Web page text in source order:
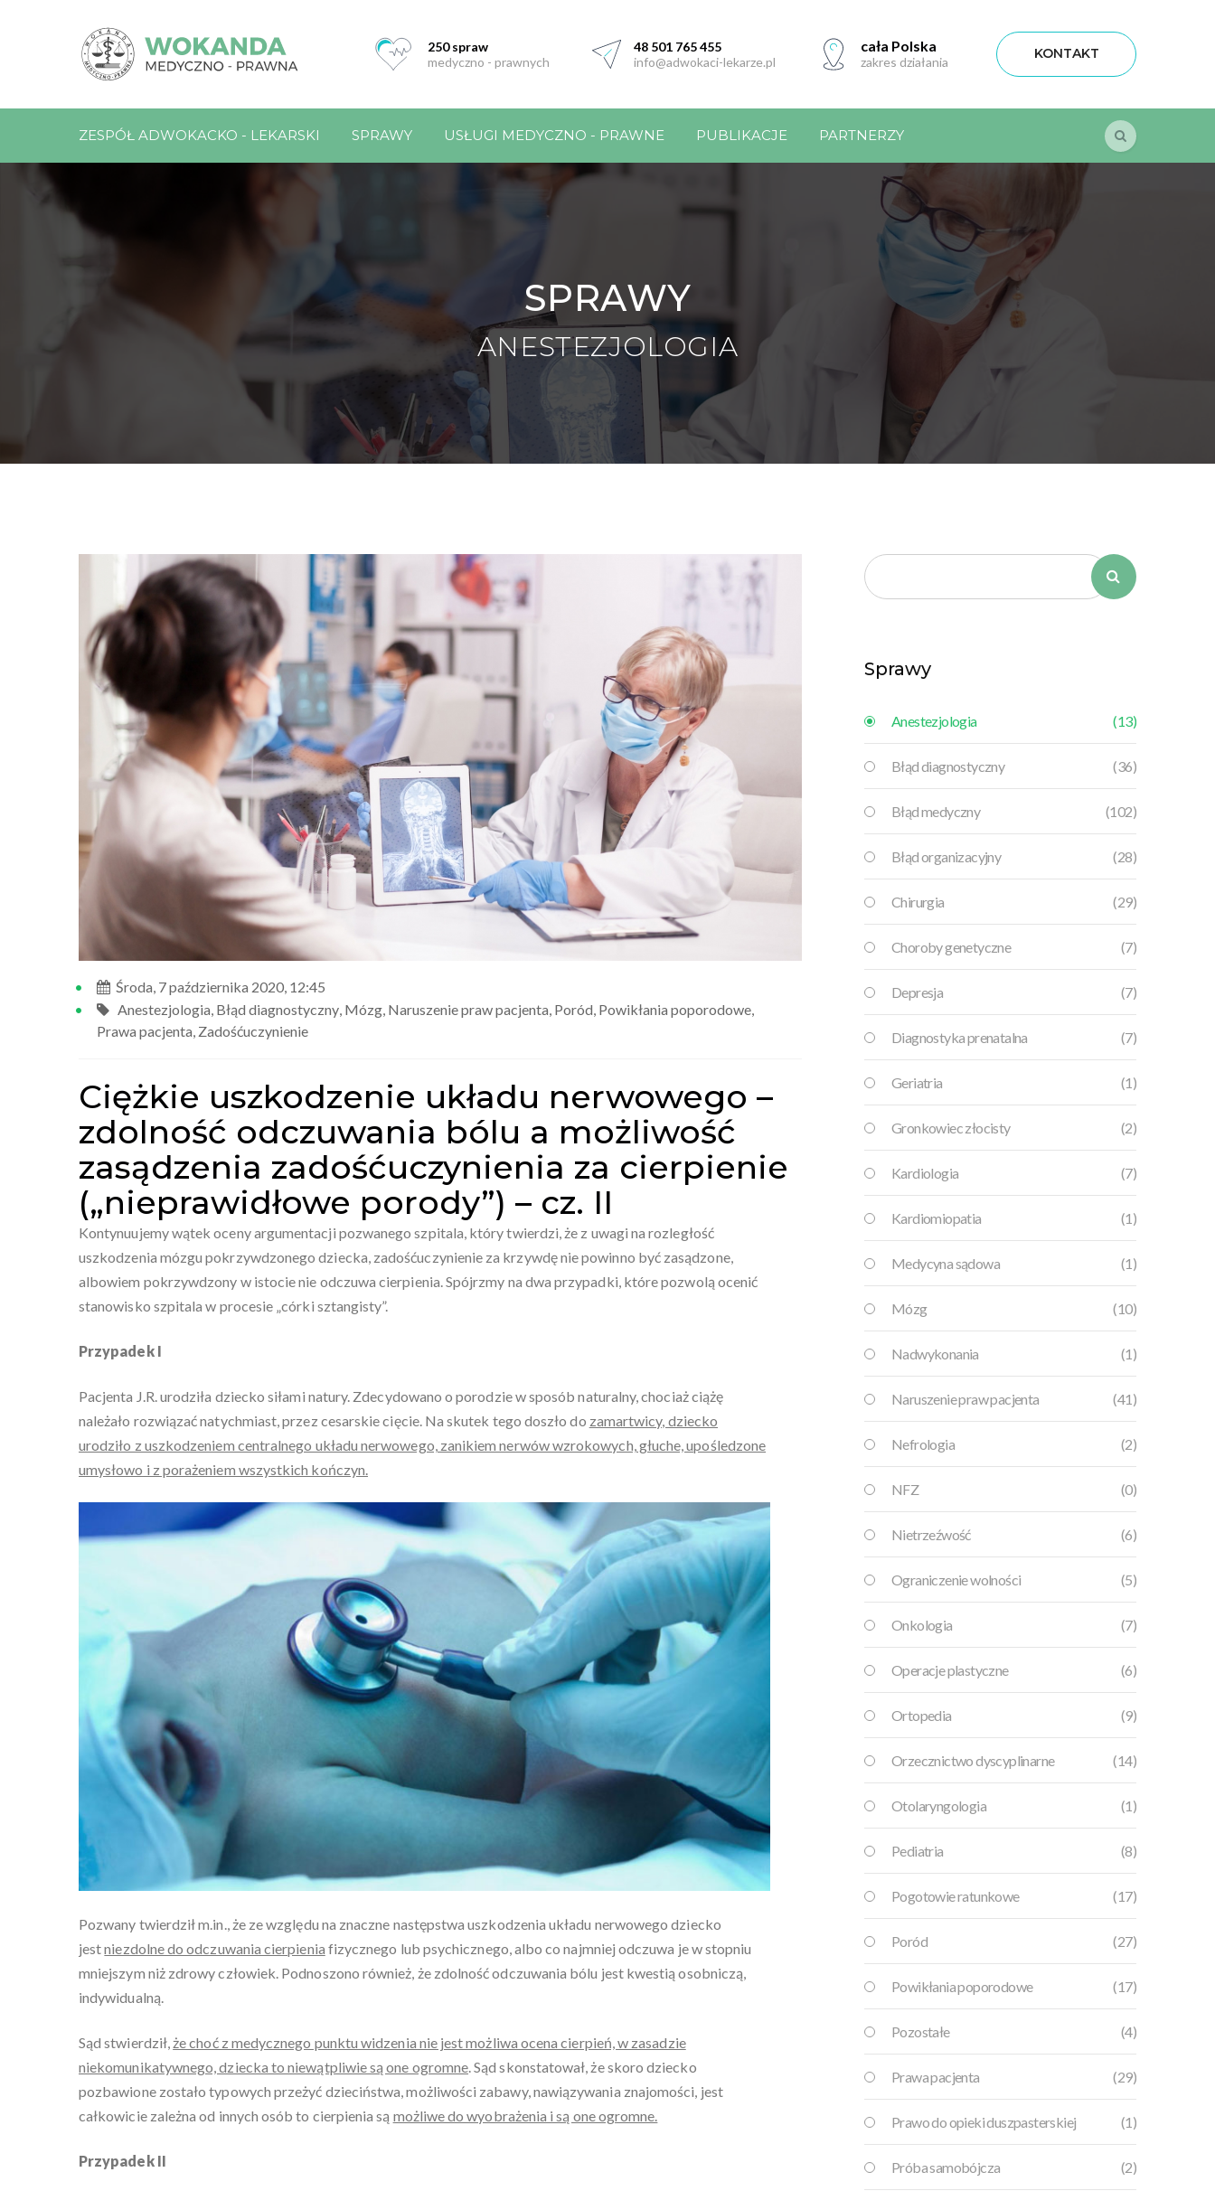
250 spraw
medyczno - prawnych
48 501 765 455
info@adwokaci-lekarze.pl
cała Polska
zakres działania KONTAKT
ZESPÓŁ ADWOKACKO - LEKARSKI SPRAWY USŁUGI MEDYCZNO - PRAWNE PUBLIKACJE PARTNERZY
SPRAWY
ANESTEZJOLOGIA
Środa, 7 października 2020, 12:45
Anestezjologia Błąd diagnostyczny Mózg Naruszenie praw pacjenta Poród Powikłania poporodowe
Prawa pacjenta Zadośćuczynienie
Ciężkie uszkodzenie układu nerwowego –
zdolność odczuwania bólu a możliwość
zasądzenia zadośćuczynienia za cierpienie
(„nieprawidłowe porody”) – cz. II
Kontynuujemy wątek oceny argumentacji pozwanego szpitala, który twierdzi, że z uwagi na rozległość
uszkodzenia mózgu pokrzywdzonego dziecka, zadośćuczynienie za krzywdę nie powinno być zasądzone,
albowiem pokrzywdzony w istocie nie odczuwa cierpienia. Spójrzmy na dwa przypadki, które pozwolą ocenić
stanowisko szpitala w procesie „córki sztangisty”.
Przypadek I
Pacjenta J.R. urodziła dziecko siłami natury. Zdecydowano o porodzie w sposób naturalny, chociaż ciążę
należało rozwiązać natychmiast, przez cesarskie cięcie. Na skutek tego doszło do zamartwicy, dziecko
urodziło z uszkodzeniem centralnego układu nerwowego, zanikiem nerwów wzrokowych, głuche, upośledzone
umysłowo i z porażeniem wszystkich kończyn.
Pozwany twierdził m.in., że ze względu na znaczne następstwa uszkodzenia układu nerwowego dziecko
jestniezdolne do odczuwania cierpienia fizycznego lub psychicznego, albo co najmniej odczuwa je w stopniu
mniejszym niż zdrowy człowiek. Podnoszono również, że zdolność odczuwania bólu jest kwestią osobniczą,
indywidualną.
Sąd stwierdził,że choć z medycznego punktu widzenia nie jest możliwa ocena cierpień, w zasadzie
niekomunikatywnego, dziecka to niewątpliwie są one ogromne . Sąd skonstatował, że skoro dziecko
pozbawione zostało typowych przeżyć dzieciństwa, możliwości zabawy, nawiązywania znajomości, jest
całkowicie zależna od innych osób to cierpienia są możliwe do wyobrażenia i są one ogromne.
Przypadek II
Sprawy
Anestezjologia (13)
Błąd diagnostyczny (36)
Błąd medyczny (102)
Błąd organizacyjny (28)
Chirurgia (29)
Choroby genetyczne (7)
Depresja (7)
Diagnostyka prenatalna (7)
Geriatria (1)
Gronkowiec złocisty (2)
Kardiologia (7)
Kardiomiopatia (1)
Medycyna sądowa (1)
Mózg (10)
Nadwykonania (1)
Naruszenie praw pacjenta (41)
Nefrologia (2)
NFZ (0)
Nietrzeźwość (6)
Ograniczenie wolności (5)
Onkologia (7)
Operacje plastyczne (6)
Ortopedia (9)
Orzecznictwo dyscyplinarne (14)
Otolaryngologia (1)
Pediatria (8)
Pogotowie ratunkowe (17)
Poród (27)
Powikłania poporodowe (17)
Pozostałe (4)
Prawa pacjenta (29)
Prawo do opieki duszpasterskiej (1)
Próba samobójcza (2)